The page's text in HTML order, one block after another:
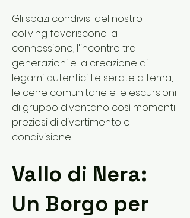
Gli spazi condivisi del nostro
coliving favoriscono la
connessione, l'incontro tra
generazioni e la creazione di
legami autentici. Le serate a tema,
le cene comunitarie e le escursioni
di gruppo diventano così momenti
preziosi di divertimento e
condivisione.
Vallo di Nera:
Un Borgo per